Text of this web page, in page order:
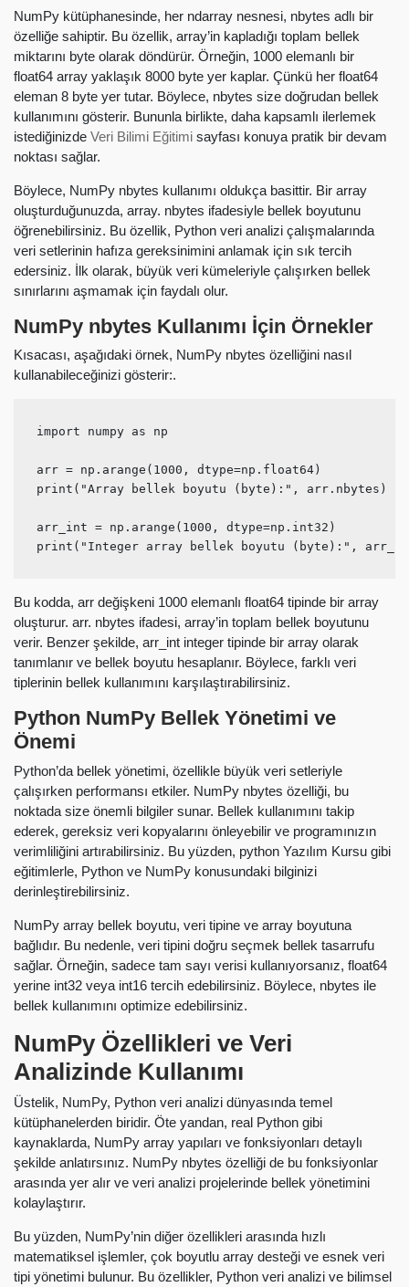
NumPy kütüphanesinde, her ndarray nesnesi, nbytes adlı bir
özelliğe sahiptir. Bu özellik, array’in kapladığı toplam bellek
miktarını byte olarak döndürür. Örneğin, 1000 elemanlı bir
float64 array yaklaşık 8000 byte yer kaplar. Çünkü her float64
eleman 8 byte yer tutar. Böylece, nbytes size doğrudan bellek
kullanımını gösterir. Bununla birlikte, daha kapsamlı ilerlemek
istediğinizde Veri Bilimi Eğitimi sayfası konuya pratik bir devam
noktası sağlar.
Böylece, NumPy nbytes kullanımı oldukça basittir. Bir array
oluşturduğunuzda, array. nbytes ifadesiyle bellek boyutunu
öğrenebilirsiniz. Bu özellik, Python veri analizi çalışmalarında
veri setlerinin hafıza gereksinimini anlamak için sık tercih
edersiniz. İlk olarak, büyük veri kümeleriyle çalışırken bellek
sınırlarını aşmamak için faydalı olur.
NumPy nbytes Kullanımı İçin Örnekler
Kısacası, aşağıdaki örnek, NumPy nbytes özelliğini nasıl
kullanabileceğinizi gösterir:.
import numpy as np
arr = np.arange(1000, dtype=np.float64)
print("Array bellek boyutu (byte):", arr.nbytes)
arr_int = np.arange(1000, dtype=np.int32)
print("Integer array bellek boyutu (byte):",
Bu kodda, arr değişkeni 1000 elemanlı float64 tipinde bir array
oluşturur. arr. nbytes ifadesi, array’in toplam bellek boyutunu
verir. Benzer şekilde, arr_int integer tipinde bir array olarak
tanımlanır ve bellek boyutu hesaplanır. Böylece, farklı veri
tiplerinin bellek kullanımını karşılaştırabilirsiniz.
Python NumPy Bellek Yönetimi ve
Önemi
Python’da bellek yönetimi, özellikle büyük veri setleriyle
çalışırken performansı etkiler. NumPy nbytes özelliği, bu
noktada size önemli bilgiler sunar. Bellek kullanımını takip
ederek, gereksiz veri kopyalarını önleyebilir ve programınızın
verimliliğini artırabilirsiniz. Bu yüzden, python Yazılım Kursu gibi
eğitimlerle, Python ve NumPy konusundaki bilginizi
derinleştirebilirsiniz.
NumPy array bellek boyutu, veri tipine ve array boyutuna
bağlıdır. Bu nedenle, veri tipini doğru seçmek bellek tasarrufu
sağlar. Örneğin, sadece tam sayı verisi kullanıyorsanız, float64
yerine int32 veya int16 tercih edebilirsiniz. Böylece, nbytes ile
bellek kullanımını optimize edebilirsiniz.
NumPy Özellikleri ve Veri
Analizinde Kullanımı
Üstelik, NumPy, Python veri analizi dünyasında temel
kütüphanelerden biridir. Öte yandan, real Python gibi
kaynaklarda, NumPy array yapıları ve fonksiyonları detaylı
şekilde anlatırsınız. NumPy nbytes özelliği de bu fonksiyonlar
arasında yer alır ve veri analizi projelerinde bellek yönetimini
kolaylaştırır.
Bu yüzden, NumPy’nin diğer özellikleri arasında hızlı
matematiksel işlemler, çok boyutlu array desteği ve esnek veri
tipi yönetimi bulunur. Bu özellikler, Python veri analizi ve bilimsel